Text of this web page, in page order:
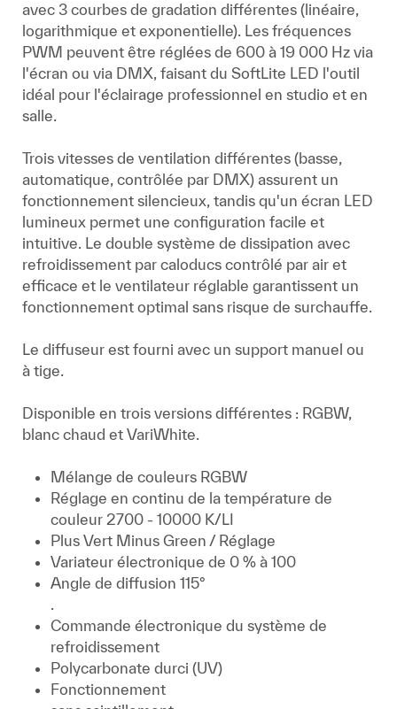
avec 3 courbes de gradation différentes (linéaire,
logarithmique et exponentielle). Les fréquences
PWM peuvent être réglées de 600 à 19 000 Hz via
l'écran ou via DMX, faisant du SoftLite LED l'outil
idéal pour l'éclairage professionnel en studio et en
salle.
Trois vitesses de ventilation différentes (basse,
automatique, contrôlée par DMX) assurent un
fonctionnement silencieux, tandis qu'un écran LED
lumineux permet une configuration facile et
intuitive. Le double système de dissipation avec
refroidissement par caloducs contrôlé par air et
efficace et le ventilateur réglable garantissent un
fonctionnement optimal sans risque de surchauffe.
Le diffuseur est fourni avec un support manuel ou
à tige.
Disponible en trois versions différentes : RGBW,
blanc chaud et VariWhite.
Mélange de couleurs RGBW
Réglage en continu de la température de
couleur 2700 - 10000 K/LI
Plus Vert Minus Green / Réglage
Variateur électronique de 0 % à 100
Angle de diffusion 115°
.
Commande électronique du système de
refroidissement
Polycarbonate durci (UV)
Fonctionnement